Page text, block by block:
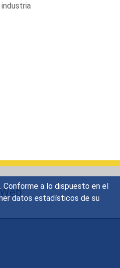
a lo dispuesto en el
datos estadísticos de su